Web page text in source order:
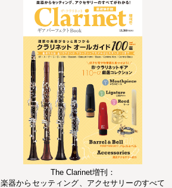
The Clarinet増刊：
楽器からセッティング、アクセサリーのすべて